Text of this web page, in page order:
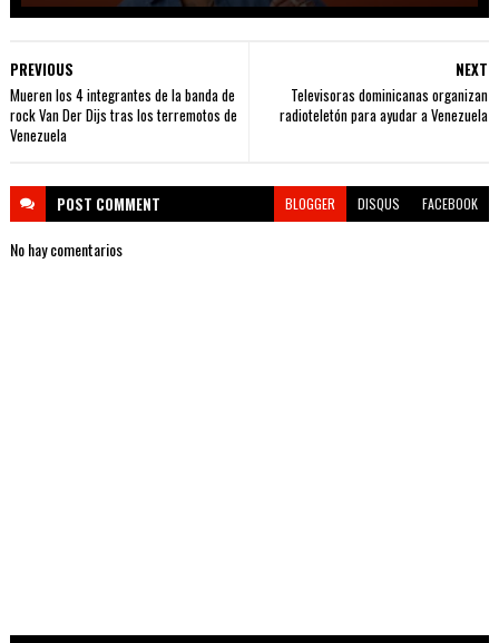
NEXT
Televisoras dominicanas organizan
radioteletón para ayudar a Venezuela
PREVIOUS
Mueren los 4 integrantes de la banda de
rock Van Der Dijs tras los terremotos de
Venezuela
POST COMMENT BLOGGER DISQUS FACEBOOK
No hay comentarios